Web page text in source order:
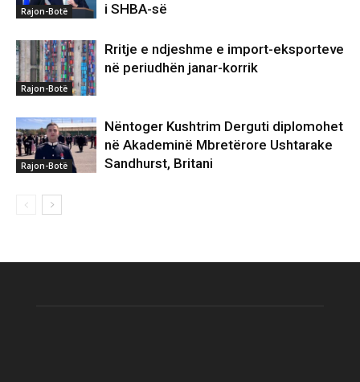
Rajon-Botë
i SHBA-së
Rajon-Botë
Rritje e ndjeshme e import-eksporteve
në periudhën janar-korrik
Rajon-Botë
Nëntoger Kushtrim Derguti diplomohet
në Akademinë Mbretërore Ushtarake
Sandhurst, Britani